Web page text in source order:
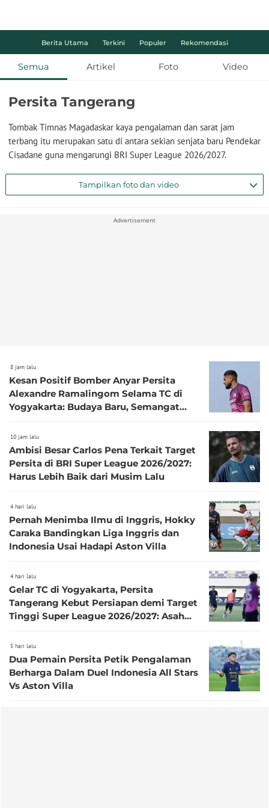
Berita Utama Terkini Populer Rekomendasi
Semua Artikel Foto Video
Persita Tangerang
Tombak Timnas Magadaskar kaya pengalaman dan sarat jam
terbang itu merupakan satu di antara sekian senjata baru Pendekar
Cisadane guna mengarungi BRI Super League 2026/2027.
Tampilkan foto dan video
Advertisement
8 jam lalu
Kesan Positif Bomber Anyar Persita
Alexandre Ramalingom Selama TC di
Yogyakarta: Budaya Baru, Semangat
10 jam lalu
Ambisi Besar Carlos Pena Terkait Target
Persita di BRI Super League 2026/2027:
Harus Lebih Baik dari Musim Lalu
4 hari lalu
Pernah Menimba Ilmu di Inggris, Hokky
Caraka Bandingkan Liga Inggris dan
Indonesia Usai Hadapi Aston Villa
4 hari lalu
Gelar TC di Yogyakarta, Persita
Tangerang Kebut Persiapan demi Target
Tinggi Super League 2026/2027: Asah
5 hari lalu
Dua Pemain Persita Petik Pengalaman
Berharga Dalam Duel Indonesia All Stars
Vs Aston Villa